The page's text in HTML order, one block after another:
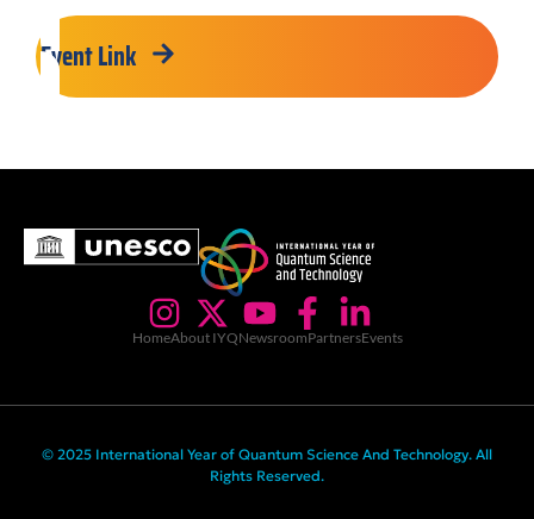
Event Link
HomeAbout IYQNewsroomPartnersEvents
© 2025 International Year of Quantum Science And Technology. All
Rights Reserved.